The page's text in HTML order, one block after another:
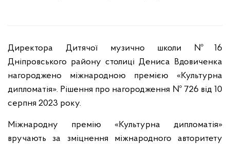
Директора Дитячої музично школи №16
Дніпровського району столиці Дениса Вдовиченка
нагороджено міжнародною премією «Культурна
дипломатія». Рішення про нагородження № 726 від 10
серпня 2023 року.
Міжнародну премію «Культурна дипломатія»
вручають за зміцнення міжнародного авторитету